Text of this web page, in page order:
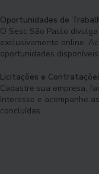
Oportunidades de
O Sesc São Paulo
exclusivamente online.
oportunidades disponíveis.
Licitações e
Cadastre sua empresa,
interesse e acompanhe
concluídas.